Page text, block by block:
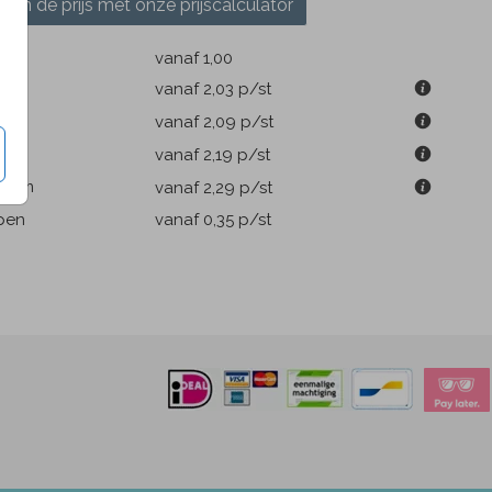
de prijs met onze prijscalculator
vanaf 1,00
vanaf 2,03 p/st
vanaf 2,09 p/st
vanaf 2,19 p/st
cm
vanaf 2,29 p/st
vanaf 0,35 p/st